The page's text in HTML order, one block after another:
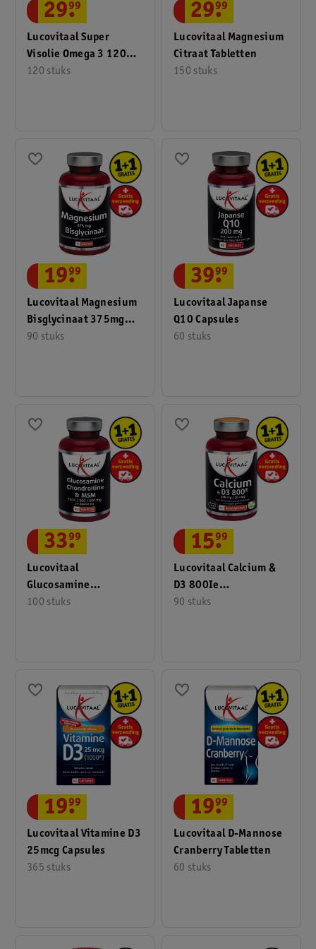
Bel dan onze klantenservice en vraag naar één van onze
798 000 (tegen lokaal tarief).
Lucovitaal Super
Visolie Omega 3 120
Stuks
120 stuks
29.
99
Lucovitaal Magnesium
Citraat Tabletten
150 stuks
29.
99
Lucovitaal Magnesium
Bisglycinaat 375mg
Tabletten
90 stuks
19.
99
Lucovitaal Japanse
Q10 Capsules
60 stuks
39.
99
Lucovitaal
Glucosamine
Chondroïtine MSM
100 stuks
33.
99
Lucovitaal Calcium &
D3 800Ie
Kauwtabletten
90 stuks
15.
99
Lucovitaal Vitamine D3
25mcg Capsules
365 stuks
19.
99
Lucovitaal D-Mannose
Cranberry Tabletten
60 stuks
19.
99